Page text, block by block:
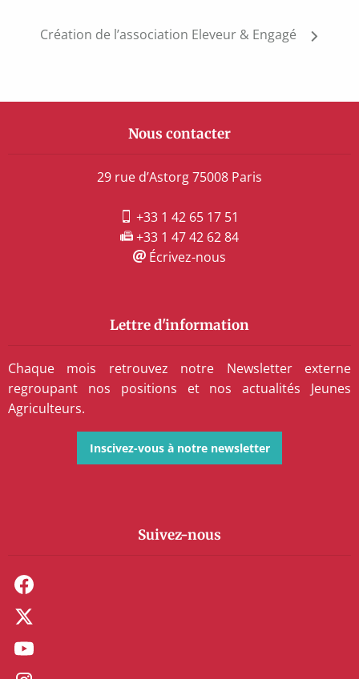
Création de l’association Eleveur & Engagé
Nous contacter
29 rue d’Astorg 75008 Paris
+33 1 42 65 17 51
+33 1 47 42 62 84
Écrivez-nous
Lettre d'information
Chaque mois retrouvez notre Newsletter externe
regroupant nos positions et nos actualités Jeunes
Agriculteurs.
Inscivez-vous à notre newsletter
Suivez-nous